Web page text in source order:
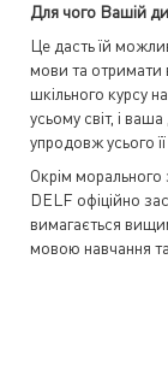
Для чого Вашій
Це дасть їй
мови та отримати
шкільного курсу
усьому світ, і
упродовж усього
Окрім
DELF офіційно
вимагається
мовою навчання